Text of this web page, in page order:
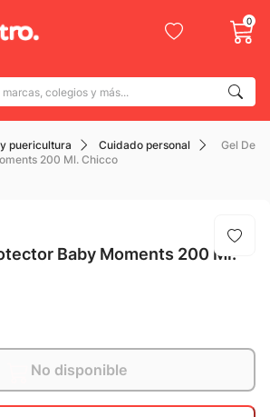
0
marcas, colegios y más...
puericultura Cuidado personal
Gel De
200 Ml. Chicco
Baby Moments 200 Ml.
No disponible